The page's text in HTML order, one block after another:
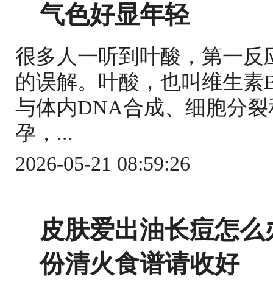
气色好显年轻
很多人一听到叶酸，第一
的误解。叶酸，也叫维生
与体内DNA合成、细胞分
孕，...
2026-05-21 08:59:26
皮肤爱出油长痘怎
份清火食谱请收好